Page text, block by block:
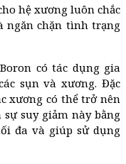
hệ xương luôn chắc
ngăn chặn tình trạng
Boron có tác dụng gia
sụn và xương. Đặc
xương có thể trở nên
suy giảm này bằng
đa và giúp sử dụng